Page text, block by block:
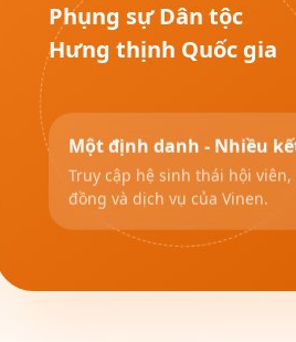
Phụng sự Dân tộc
Hưng thịnh Quốc gia
Một định danh - Nhiều
Truy cập hệ sinh thái hội viên,
đồng và dịch vụ của Vinen.